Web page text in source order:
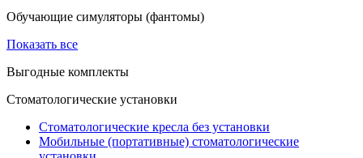
Обучающие симуляторы (фантомы)
Показать все
Выгодные комплекты
Стоматологические установки
Стоматологические кресла без установки
Мобильные (портативные) стоматологические